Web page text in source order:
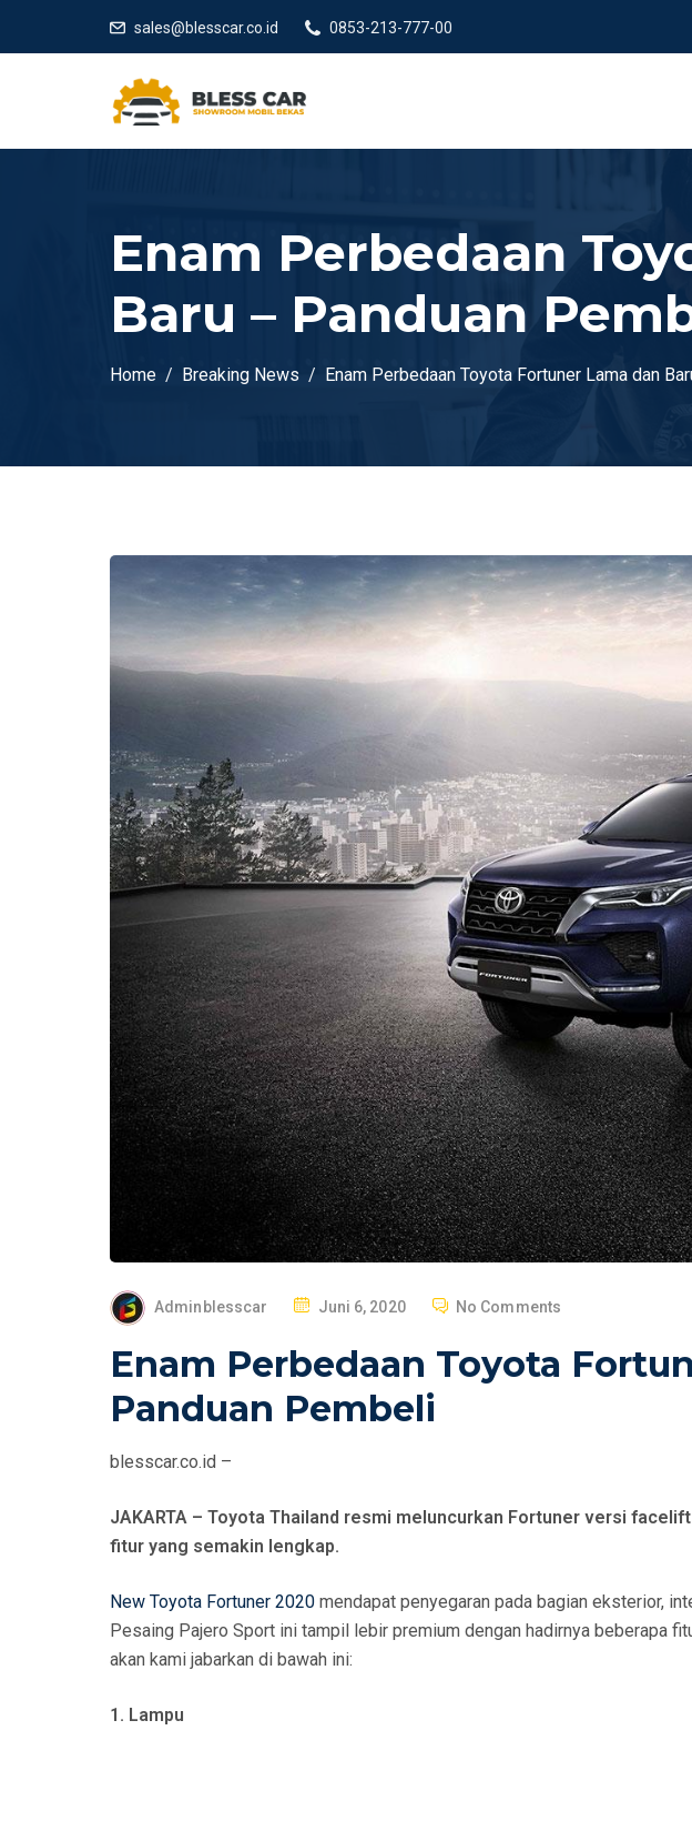
sales@blesscar.co.id 0853-213-777-00
Enam Perbedaan
Baru – Panduan
Home Breaking News Enam Perbedaan Toyota Fortuner Lama dan
Adminblesscar
S
E
Juni 6, 2020 No Comments
Enam Perbedaan Toyota
Panduan Pembeli
blesscar.co.id –
JAKARTA – Toyota Thailand resmi meluncurkan Fortuner versi
fitur yang semakin lengkap.
New Toyota Fortuner 2020 mendapat penyegaran pada bagian eksterior,
Pesaing Pajero Sport ini tampil lebir premium dengan hadirnya beberapa
akan kami jabarkan di bawah ini:
1. Lampu